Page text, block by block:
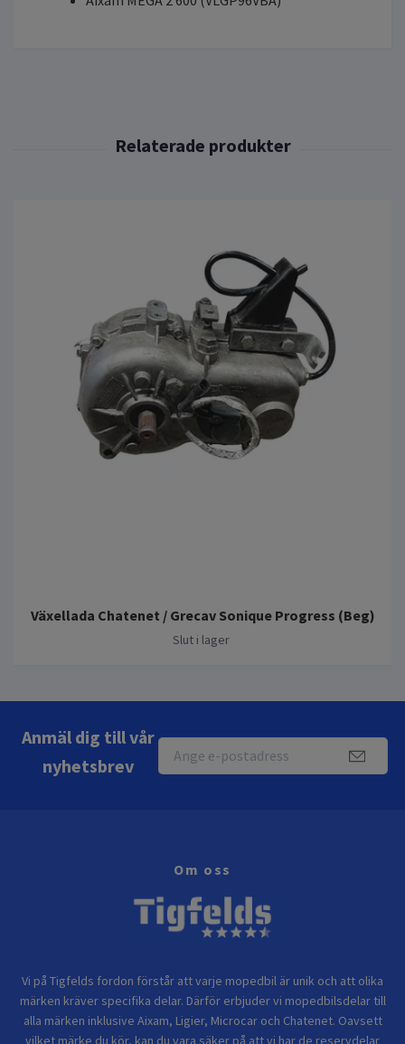
Växellada Chatenet / Grecav Sonique Progress (Beg)
Slut i lager
Anmäl dig till vår
nyhetsbrev
Om oss
Vi på Tigfelds fordon förstår att varje mopedbil är unik och att olika
märken kräver specifika delar. Därför erbjuder vi mopedbilsdelar till
alla märken inklusive Aixam, Ligier, Microcar och Chatenet. Oavsett
vilket märke du kör, kan du vara säker på att vi har de reservdelar